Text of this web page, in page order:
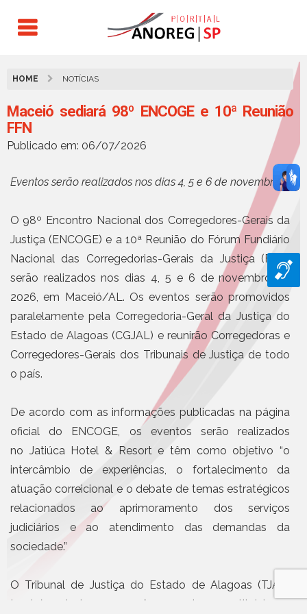
HOME NOTÍCIAS
Maceió sediará 98º ENCOGE e 10ª Reunião
FFN
Publicado em: 06/07/2026
Eventos serão realizados nos dias 4, 5 e 6 de novembro.
O 98º Encontro Nacional dos Corregedores-Gerais da
Justiça (ENCOGE) e a 10ª Reunião do Fórum Fundiário
Nacional das Corregedorias-Gerais da Justiça (FFN)
serão realizados nos dias 4, 5 e 6 de novembro de
2026, em Maceió/AL. Os eventos serão promovidos
paralelamente pela Corregedoria-Geral da Justiça do
Estado de Alagoas (CGJAL) e reunirão Corregedoras e
Corregedores-Gerais dos Tribunais de Justiça de todo
o país.
De acordo com as informações publicadas na página
oficial do ENCOGE, os eventos serão realizados
no Jatiúca Hotel & Resort e têm como objetivo “o
intercâmbio de experiências, o fortalecimento da
atuação correicional e o debate de temas estratégicos
relacionados ao aprimoramento dos serviços
judiciários e ao atendimento das demandas da
sociedade.”
O Tribunal de Justiça do Estado de Alagoas (TJAL)
também destacou que “o encontro constituirá um